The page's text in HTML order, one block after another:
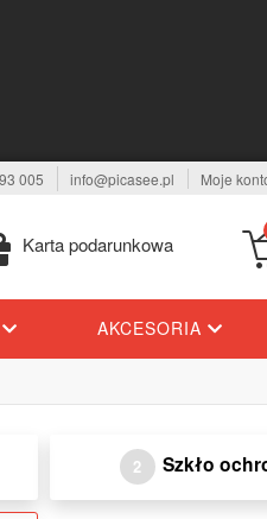
005 info@picasee.pl Moje
Karta podarunkowa
AKCESORIA
2 Szkło